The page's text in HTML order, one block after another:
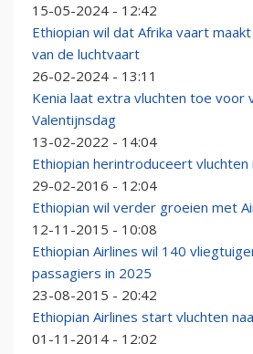
15-05-2024 - 12:42
Ethiopian wil dat Afrika vaart
van de luchtvaart
26-02-2024 - 13:11
Kenia laat extra vluchten toe voor
Valentijnsdag
13-02-2022 - 14:04
Ethiopian herintroduceert vluchten
29-02-2016 - 12:04
Ethiopian wil verder groeien met
12-11-2015 - 10:08
Ethiopian Airlines wil 140
passagiers in 2025
23-08-2015 - 20:42
Ethiopian Airlines start vluchten
01-11-2014 - 12:02